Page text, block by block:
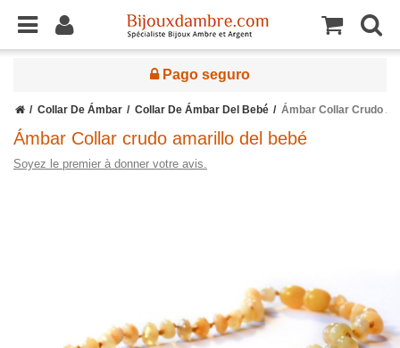
Pago seguro
Collar De Ámbar Collar De Ámbar Del Bebé Ámbar Collar Crudo
Ámbar Collar crudo amarillo del bebé
Soyez le premier à donner votre avis.